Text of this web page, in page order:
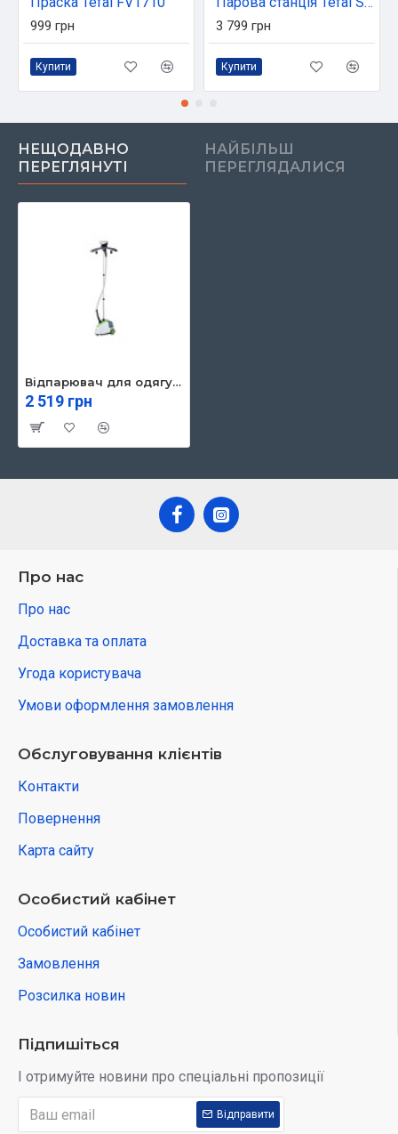
999 грн
Купити
3 799 грн
Купити
НЕЩОДАВНО
ПЕРЕГЛЯНУТІ
НАЙБІЛЬШ
ПЕРЕГЛЯДАЛИСЯ
Відпарювач для одягу Grunhelm GS609C
2 519 грн
Про нас
Про нас
Доставка та оплата
Угода користувача
Умови оформлення замовлення
Обслуговування клієнтів
Контакти
Повернення
Карта сайту
Особистий кабінет
Особистий кабінет
Замовлення
Розсилка новин
Підпишіться
І отримуйте новини про спеціальні пропозиції
Відправити